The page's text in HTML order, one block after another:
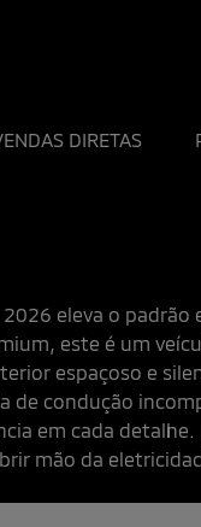
DIRETAS
eleva o
este é um
espaçoso e
de condução
em cada
mão da